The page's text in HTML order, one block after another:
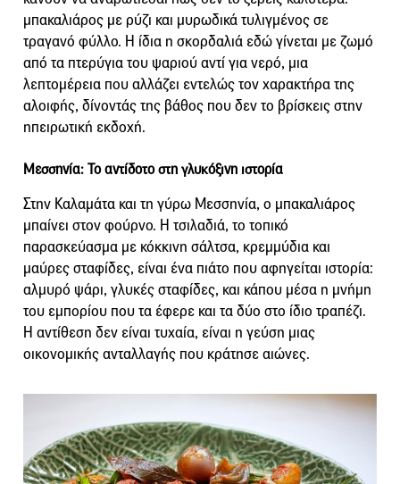
μπακαλιάρος με ρύζι και μυρωδικά τυλιγμένος σε
τραγανό φύλλο. Η ίδια η σκορδαλιά εδώ γίνεται με ζωμό
από τα πτερύγια του ψαριού αντί για νερό, μια
λεπτομέρεια που αλλάζει εντελώς τον χαρακτήρα της
αλοιφής, δίνοντάς της βάθος που δεν το βρίσκεις στην
ηπειρωτική εκδοχή.
Μεσσηνία: Το αντίδοτο στη γλυκόξινη ιστορία
Στην Καλαμάτα και τη γύρω Μεσσηνία, ο μπακαλιάρος
μπαίνει στον φούρνο. Η τσιλαδιά, το τοπικό
παρασκεύασμα με κόκκινη σάλτσα, κρεμμύδια και
μαύρες σταφίδες, είναι ένα πιάτο που αφηγείται ιστορία:
αλμυρό ψάρι, γλυκές σταφίδες, και κάπου μέσα η μνήμη
του εμπορίου που τα έφερε και τα δύο στο ίδιο τραπέζι.
Η αντίθεση δεν είναι τυχαία, είναι η γεύση μιας
οικονομικής ανταλλαγής που κράτησε αιώνες.